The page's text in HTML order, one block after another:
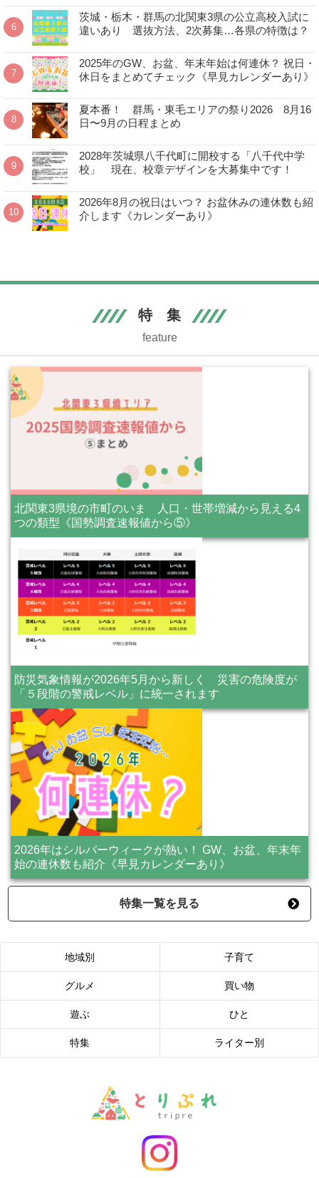
茨城・栃木・群馬の北関東3県の公立高校入試に
違いあり 選抜方法、2次募集…各県の特徴は？
2025年のGW、お盆、年末年始は何連休？ 祝日・
休日をまとめてチェック《早見カレンダーあり》
夏本番！ 群馬・東毛エリアの祭り2026 8月16
日〜9月の日程まとめ
2028年茨城県八千代町に開校する「八千代中学
校」 現在、校章デザインを大募集中です！
2026年8月の祝日はいつ？ お盆休みの連休数も紹
介します《カレンダーあり》
特 集
feature
北関東3県境の市町のいま 人口・世帯増減から見える4
つの類型《国勢調査速報値から⑤》
防災気象情報が2026年5月から新しく 災害の危険度が
「５段階の警戒レベル」に統一されます
2026年はシルバーウィークが熱い！ GW、お盆、年末年
始の連休数も紹介《早見カレンダーあり》
特集一覧を見る
地域別 子育て
グルメ 買い物
遊ぶ ひと
特集 ライター別